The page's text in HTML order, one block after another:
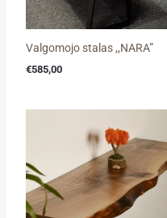
Valgomojo stalas ,,NARA”
€585,00